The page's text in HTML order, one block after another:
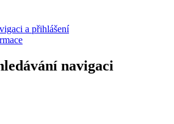
a přihlášení
navigaci